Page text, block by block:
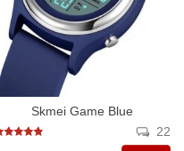
Skmei Game Blue
22